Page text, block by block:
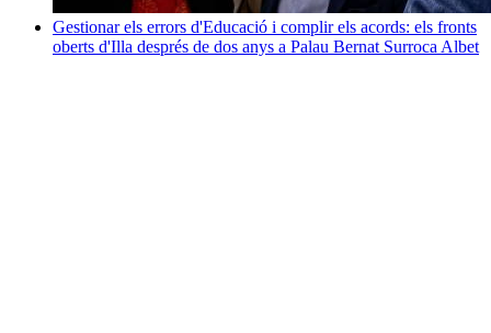
Gestionar els errors d'Educació i complir els acords: els fronts
oberts d'Illa després de dos anys a Palau Bernat Surroca Albet